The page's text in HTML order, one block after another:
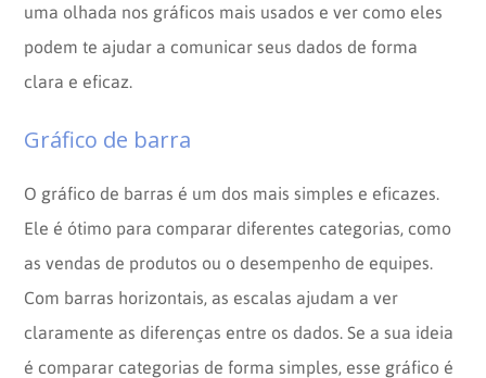
uma olhada nos gráficos mais usados e ver como eles
podem te ajudar a comunicar seus dados de forma
clara e eficaz.
Gráfico de barra
O gráfico de barras é um dos mais simples e eficazes.
Ele é ótimo para comparar diferentes categorias, como
as vendas de produtos ou o desempenho de equipes.
Com barras horizontais, as escalas ajudam a ver
claramente as diferenças entre os dados. Se a sua ideia
é comparar categorias de forma simples, esse gráfico é